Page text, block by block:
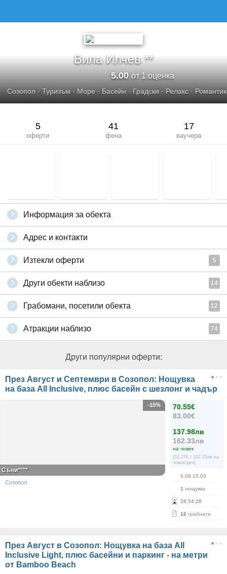
Вила Илчев **
5.00от 1 оценка
Созопол· Туризъм · Море · Басейн · Градски · Релакс ·
5
оферти
41
фена
17
ваучера
Информация за обекта
Адрес и контакти
Изтекли оферти 5
Други обекти наблизо 14
Грабомани, посетили обекта 12
Атракции наблизо 74
Други популярни оферти:
През Август и Септември в Созопол: Нощувка
на база All Inclusive, плюс басейн с шезлонг и чадър
70.55€
83.00€
137.98лв
162.33лв
на човек
(52.27€ / 102.23лв на
човек/ден)
6.08-15.09
1 нощувка
28:54:27
16 грабнати
-15%
Съни****
Созопол
През Август в Созопол: Нощувка на база All
Inclusive Light, плюс басейни и паркинг - на метри
от Bamboo Beach